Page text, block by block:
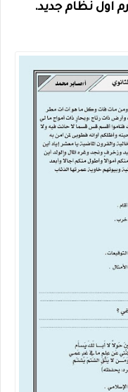
اول نظام جديد.